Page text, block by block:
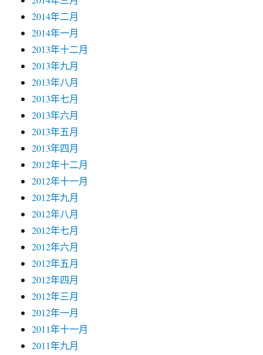
2014年二月
2014年一月
2013年十二月
2013年九月
2013年八月
2013年七月
2013年六月
2013年五月
2013年四月
2012年十二月
2012年十一月
2012年九月
2012年八月
2012年七月
2012年六月
2012年五月
2012年四月
2012年三月
2012年一月
2011年十一月
2011年九月